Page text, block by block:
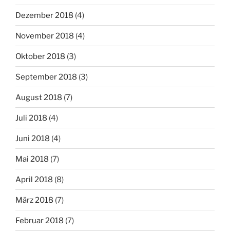
Dezember 2018 (4)
November 2018 (4)
Oktober 2018 (3)
September 2018 (3)
August 2018 (7)
Juli 2018 (4)
Juni 2018 (4)
Mai 2018 (7)
April 2018 (8)
März 2018 (7)
Februar 2018 (7)